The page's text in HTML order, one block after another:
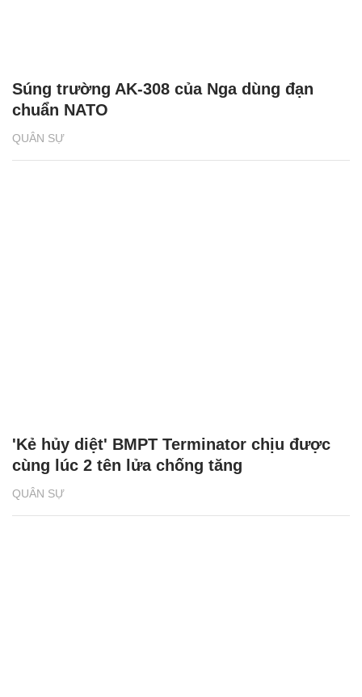
QUÂN SỰ
Súng trường AK-308 của Nga dùng đạn
chuẩn NATO
QUÂN SỰ
'Kẻ hủy diệt' BMPT Terminator chịu được
cùng lúc 2 tên lửa chống tăng